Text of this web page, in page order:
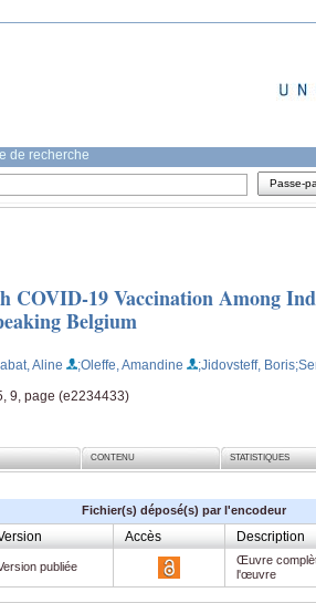
de recherche
Passe-
COVID-19 Vaccination Among
Belgium
Aline ;Oleffe, Amandine ;Jidovsteff, Boris
9, page (e2234433)
CONTENU STATISTIQUES
Fichier(s) déposé(s) par l'encodeur
Accès Description
publiée
Œuvre
l'œuvre